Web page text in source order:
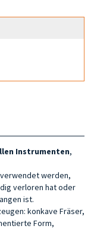
Instrumenten,
werden,
verloren hat oder
ist.
konkave Fräser,
Form,